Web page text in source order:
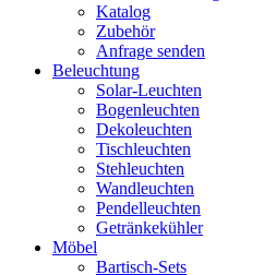
Katalog
Zubehör
Anfrage senden
Beleuchtung
Solar-Leuchten
Bogenleuchten
Dekoleuchten
Tischleuchten
Stehleuchten
Wandleuchten
Pendelleuchten
Getränkekühler
Möbel
Bartisch-Sets